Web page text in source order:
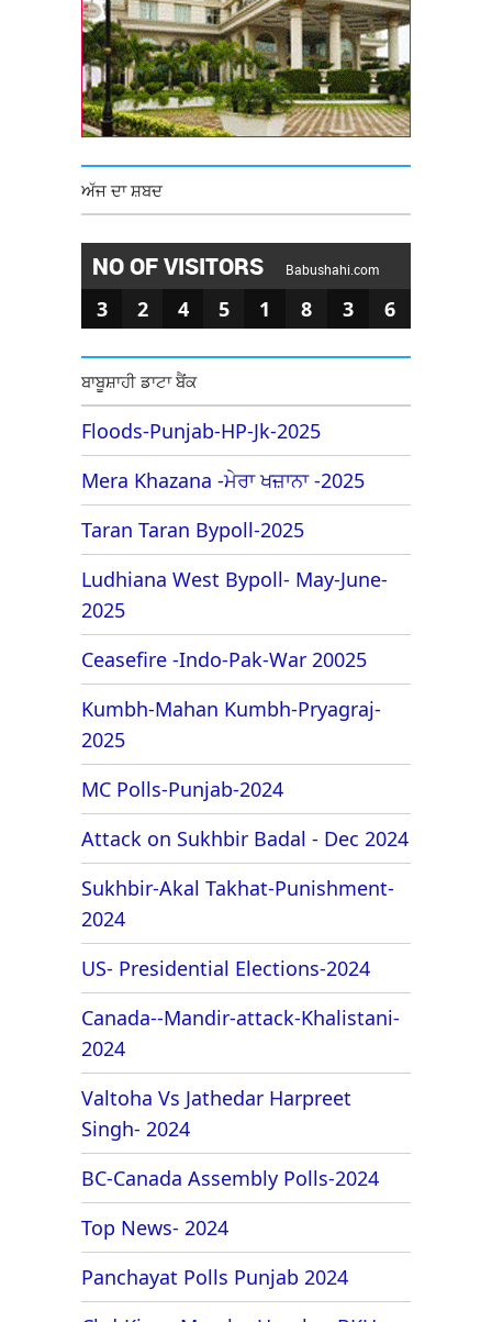
ਅੱਜ ਦਾ ਸ਼ਬਦ
NO OF VISITORS Babushahi.com
3 2 4 5 1 8 3 6
ਬਾਬੂਸ਼ਾਹੀ ਡਾਟਾ ਬੈਂਕ
Floods-Punjab-HP-Jk-2025
Mera Khazana -ਮੇਰਾ ਖਜ਼ਾਨਾ -2025
Taran Taran Bypoll-2025
Ludhiana West Bypoll- May-June-
2025
Ceasefire -Indo-Pak-War 20025
Kumbh-Mahan Kumbh-Pryagraj-
2025
MC Polls-Punjab-2024
Attack on Sukhbir Badal - Dec 2024
Sukhbir-Akal Takhat-Punishment-
2024
US- Presidential Elections-2024
Canada--Mandir-attack-Khalistani-
2024
Valtoha Vs Jathedar Harpreet
Singh- 2024
BC-Canada Assembly Polls-2024
Top News- 2024
Panchayat Polls Punjab 2024